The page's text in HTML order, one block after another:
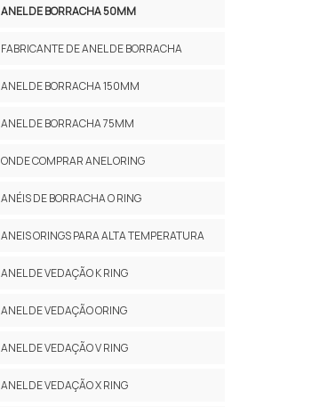
ANEL DE BORRACHA 50MM
FABRICANTE DE ANEL DE BORRACHA
ANEL DE BORRACHA 150MM
ANEL DE BORRACHA 75MM
ONDE COMPRAR ANEL ORING
ANÉIS DE BORRACHA O RING
ANEIS ORINGS PARA ALTA TEMPERATURA
ANEL DE VEDAÇÃO K RING
ANEL DE VEDAÇÃO ORING
ANEL DE VEDAÇÃO V RING
ANEL DE VEDAÇÃO X RING